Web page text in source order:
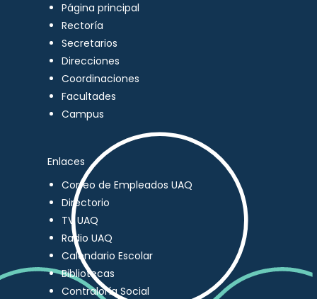
Página principal
Rectoría
Secretarios
Direcciones
Coordinaciones
Facultades
Campus
Enlaces
Correo de Empleados UAQ
Directorio
TV UAQ
Radio UAQ
Calendario Escolar
Bibliotecas
Contraloría Social